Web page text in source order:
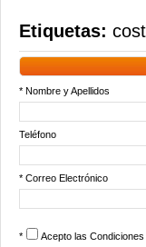
Etiquetas:
* Nombre y Apellidos
Teléfono
* Correo Electrónico
* Acepto las